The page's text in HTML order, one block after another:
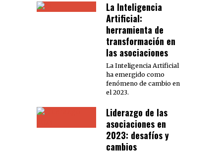
La Inteligencia
Artificial:
herramienta de
transformación en
las asociaciones
La Inteligencia Artificial
ha emergido como
fenómeno de cambio en
el 2023.
Liderazgo de las
asociaciones en
2023: desafíos y
cambios